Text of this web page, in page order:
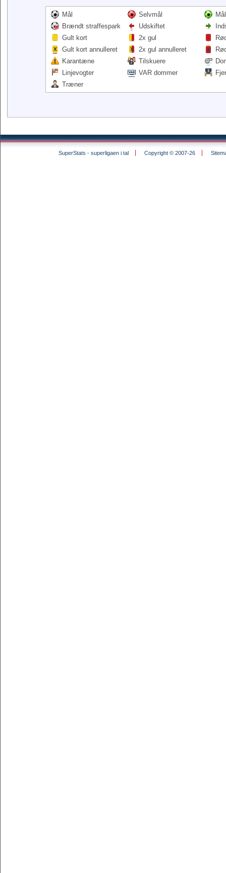
Mål Selvmål
Brændt straffespark
Udskiftet
Gult kort
2x gul
Gult kort annulleret
2x gul annulleret
Karantæne
Tilskuere
Linjevogter
VAR dommer
Træner
SuperStats - superligaen i tal Copyright © 2007-26